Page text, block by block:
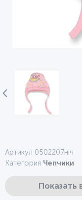
Артикул 0502207ніч
Категория Чепчики
Показать